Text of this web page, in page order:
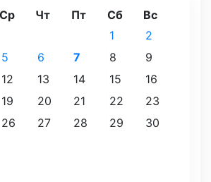
Ср Чт Пт Сб Вс
1
2
5 6 7 8
9
12 13 14 15
16
19 20 21 22
23
26 27 28 29
30